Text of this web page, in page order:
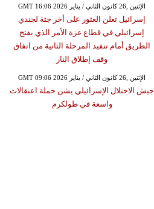
GMT 16:06 2026 الإثنين ,26 كانون الثاني / يناير
إسرائيل تعلن العثور على أخر جثة لجندي
إسرائيلي في قطاع غزة الأمر الذي يفتح
الطريق أمام تنفيذ المرحلة الثانية من اتفاق
وقف إطلاق النار
GMT 09:06 2026 الإثنين ,26 كانون الثاني / يناير
جيش الاحتلال الإسرائيلي يشن حملة اعتقالات
واسعة في طولكرم